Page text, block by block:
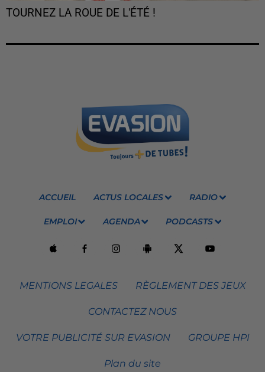
TOURNEZ LA ROUE DE L'ÉTÉ !
ACCUEIL ACTUS LOCALES RADIO
EMPLOI AGENDA PODCASTS
MENTIONS LEGALES RÈGLEMENT DES JEUX
CONTACTEZ NOUS
VOTRE PUBLICITÉ SUR EVASION GROUPE HPI
Plan du site